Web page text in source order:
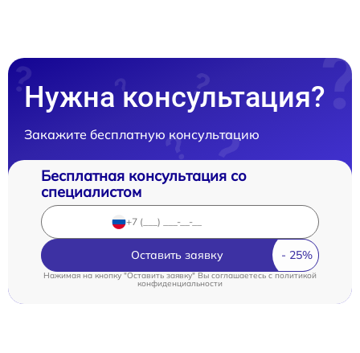
Нужна консультация?
Закажите бесплатную консультацию
Бесплатная консультация со
специалистом
Оставить заявку
Нажимая на кнопку "Оставить заявку" Вы соглашаетесь cполитикой
конфиденциальности